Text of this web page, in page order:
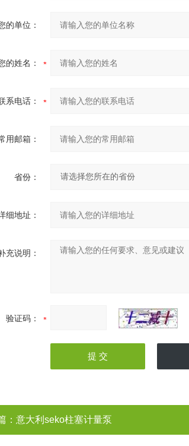
的单位：
的姓名：
系电话：
用邮箱：
省份：
细地址：
充说明：
验证码：
： 意大利seko柱塞计量泵